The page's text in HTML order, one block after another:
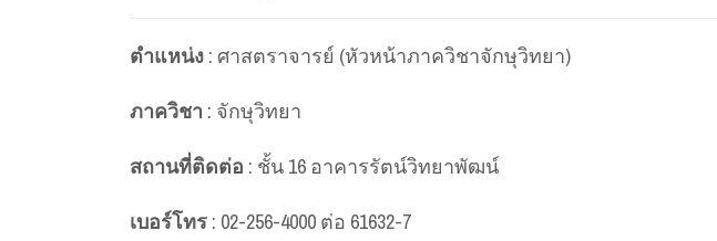
ตำแหน่ง : ศาสตราจารย์ (หัวหน้าภาควิชาจักษุวิทยา)
ภาควิชา : จักษุวิทยา
สถานที่ติดต่อ : ชั้น 16 อาคารรัตน์วิทยาพัฒน์
เบอร์โทร : 02-256-4000 ต่อ 61632-7